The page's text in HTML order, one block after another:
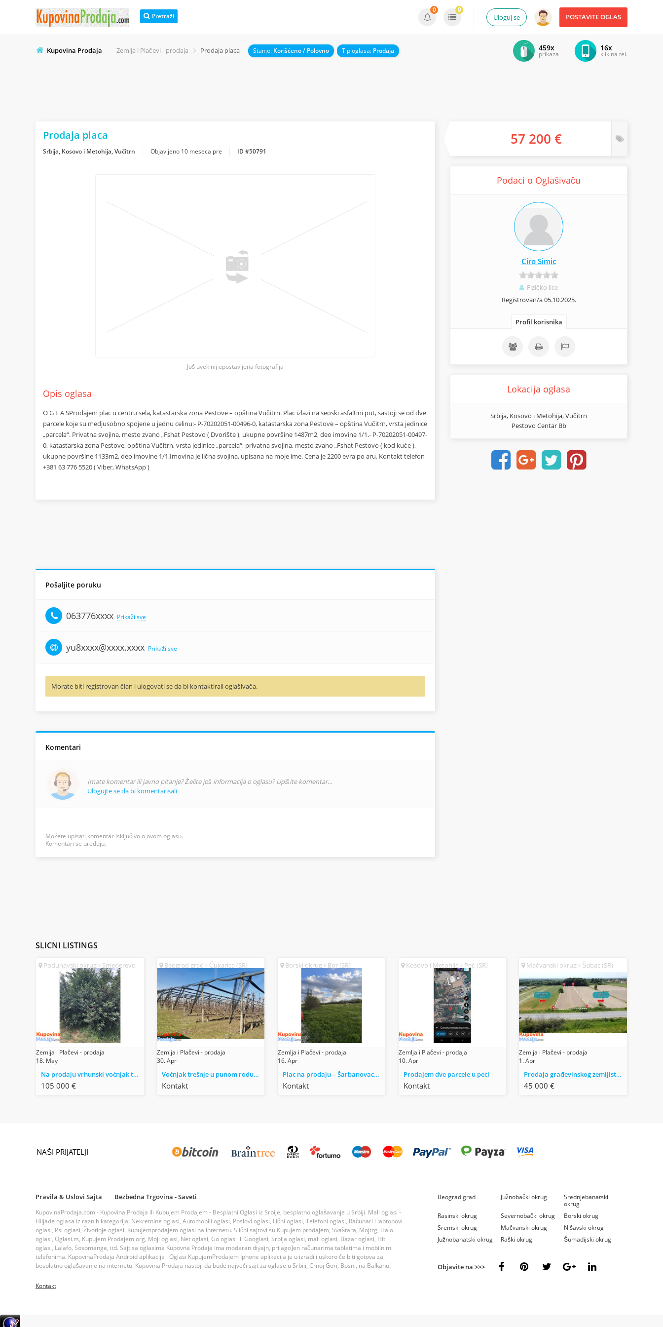
Pretraži POSTAVITE OGLAS
Uloguj se
0 0
Kupovina Prodaja Zemlja i Plačevi - prodaja Prodaja placa Stanje: Korišćeno / Polovno Tip oglasa: Prodaja 16x
klik na tel.
459x
prikaza
Prodaja placa
Srbija, Kosovo i Metohija, Vučitrn Objavljeno 10 meseca pre ID #50791
Još uvek nij epostavljena fotografija
Opis oglasa
O G L A SProdajem plac u centru sela, katastarska zona Pestove – opština Vučitrn. Plac izlazi na seoski asfaltini put, sastoji se od dve
parcele koje su medjusobno spojene u jednu celinu:- P-70202051-00496-0, katastarska zona Pestove – opština Vučitrn, vrsta jedinice
„parcela“. Privatna svojina, mesto zvano „Fshat Pestovo ( Dvorište ), ukupne površine 1487m2, deo imovine 1/1.- P-70202051-00497-
0, katastarska zona Pestove, opština Vučitrn, vrsta jedinice „parcela“, privatna svojina, mesto zvano „Fshat Pestovo ( kod kuće ),
ukupne površine 1133m2, deo imovine 1/1.Imovina je lična svojina, upisana na moje ime. Cena je 2200 evra po aru. Kontakt telefon
+381 63 776 5520 ( Viber, WhatsApp )
Pošaljite poruku
063776xxxx Prikaži sve
yu8xxxx@xxxx.xxxx Prikaži sve
Morate biti registrovan član i ulogovati se da bi kontaktirali oglašivača.
Komentari
Imate komentar ili javno pitanje? Želite još informacija o oglasu? Upišite komentar...
Ulogujte se da bi komentarisali
Možete upisati komentar isključivo o ovom oglasu.
Komentari se uređuju.
57 200 €
Podaci o Oglašivaču
Ciro Simic
Fizičko lice
Registrovan/a 05.10.2025.
Profil korisnika
Lokacija oglasa
Srbija, Kosovo i Metohija, Vučitrn
Pestovo Centar Bb
SLICNI LISTINGS
Podunavski okrug Smederevo
Zemlja i Plačevi - prodaja
18. May
Na prodaju vrhunski voćnjak trešnje 3 ha – Kolari kod Smedereva
105 000 €
Beograd grad Čukarica (SR)
Zemlja i Plačevi - prodaja
30. Apr
Voćnjak trešnje u punom rodu, 1.5 Ha, Srbobran
Kontakt
Borski okrug Bor (SR)
Zemlja i Plačevi - prodaja
16. Apr
Plac na prodaju – Šarbanovac (Bor)
Kontakt
Kosovo i Metohija Peć (SR)
Zemlja i Plačevi - prodaja
10. Apr
Prodajem dve parcele u peci
Kontakt
Mačvanski okrug Šabac (SR)
Zemlja i Plačevi - prodaja
1. Apr
Prodaja građevinskog zemljista na magistralnom putu Beograd-Obrenovac-Šabac
45 000 €
NAŠI PRIJATELJI
Pravila & Uslovi Sajta Bezbedna Trgovina - Saveti
KupovinaProdaja.com - Kupovina Prodaja ili Kupujem Prodajem - Besplatni Oglasi iz Srbije, besplatno oglašavanje u Srbiji. Mali oglasi -
Hiljade oglasa iz raznih kategorija: Nekretnine oglasi, Automobili oglasi, Poslovi oglasi, Lični oglasi, Telefoni oglasi, Računari i laptopovi
oglasi, Psi oglasi, Životinje oglasi. Kupujemprodajem oglasi na internetu. Slični sajtovi su Kupujem prodajem, Svaštara, Mojtrg, Halo
oglasi, Oglasi.rs, Kupujem Prodajem org, Moji oglasi, Net oglasi, Go oglasi ili Googlasi, Srbija oglasi, mali oglasi, Bazar oglasi, Hit
oglasi, Lalafo, Sosomange, itd. Sajt sa oglasima Kupovna Prodaja ima moderan diyajn, prilago]en računarima tabletima i mobilnim
telefonima. KupovinaProdaja Android aplikacija i Oglasi KupujemProdajem Iphone aplikacija je u izradi i uskoro će biti gotova za
besplatno oglašavanje na internetu. Kupovina Prodaja nastoji da bude najveći sajt za oglase u Srbiji, Crnoj Gori, Bosni, na Balkanu!
Kontakt
Beograd grad Južnobački okrug
Srednjebanatski
okrug
Rasinski okrug
Severnobački okrug
Borski okrug
Sremski okrug
Mačvanski okrug
Nišavski okrug
Južnobanatski okrug
Raški okrug Šumadijski okrug
Objavite na >>>